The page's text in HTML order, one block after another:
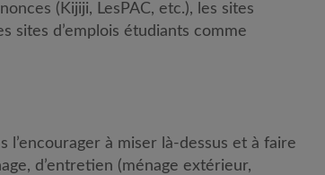
(Kijiji, LesPAC, etc.), les sites
sites d’emplois étudiants comme
à miser là-dessus et à faire
d’entretien (ménage extérieur,